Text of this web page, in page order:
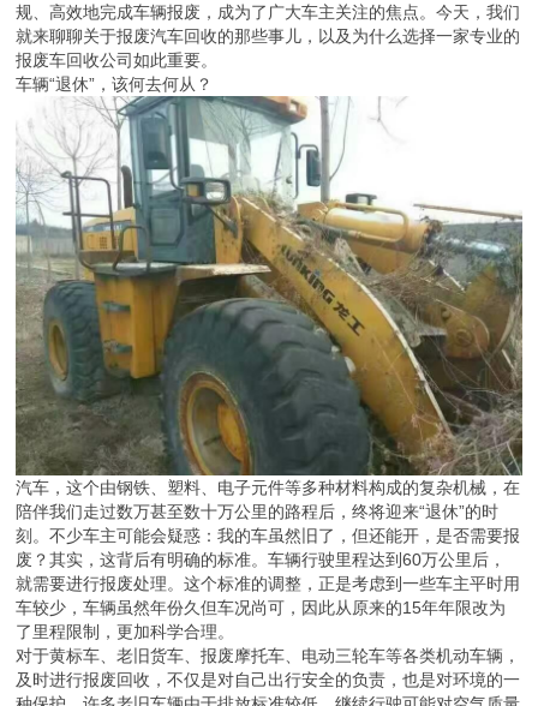
规、高效地完成车辆报废，成为了广大车主关注的焦点。今天，我们
就来聊聊关于报废汽车回收的那些事儿，以及为什么选择一家专业的
报废车回收公司如此重要。
车辆“退休”，该何去何从？
汽车，这个由钢铁、塑料、电子元件等多种材料构成的复杂机械，在
陪伴我们走过数万甚至数十万公里的路程后，终将迎来“退休”的时
刻。不少车主可能会疑惑：我的车虽然旧了，但还能开，是否需要报
废？其实，这背后有明确的标准。车辆行驶里程达到60万公里后，
就需要进行报废处理。这个标准的调整，正是考虑到一些车主平时用
车较少，车辆虽然年份久但车况尚可，因此从原来的15年年限改为
了里程限制，更加科学合理。
对于黄标车、老旧货车、报废摩托车、电动三轮车等各类机动车辆，
及时进行报废回收，不仅是对自己出行安全的负责，也是对环境的一